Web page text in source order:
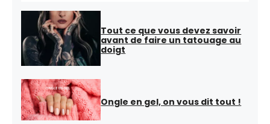
Tout ce que vous devez savoir
avant de faire un tatouage au
doigt
Ongle en gel, on vous dit tout !